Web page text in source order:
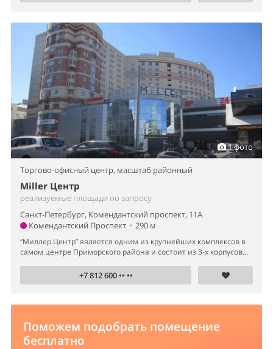
1 фото
Торгово-офисный центр, масштаб районный
Miller Центр
реализуемые площади по запросу
Санкт-Петербург, Комендантский проспект, 11А
Комендантский Проспект • 290 м
“Миллер Центр” является одним из крупнейших комплексов в
самом центре Приморского района и состоит из 3-х корпусов...
+7 812 600 •• ••
Поможем подобрать помещение
бесплатно